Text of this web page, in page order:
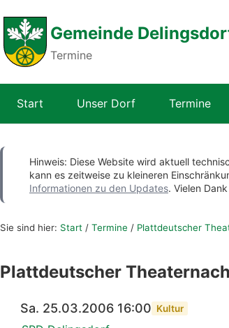
Gemeinde
Termine
Start Unser Dorf Termine
Hinweis: Diese Website wird aktuell
kann es zeitweise zu kleineren
Informationen zu den Updates. Vielen
Sie sind hier: Start / Termine / Plattdeutscher
Plattdeutscher
Sa. 25.03.2006 16:00 Kultur